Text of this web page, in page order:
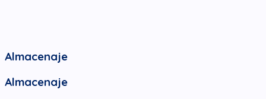
Almacenaje
Almacenaje